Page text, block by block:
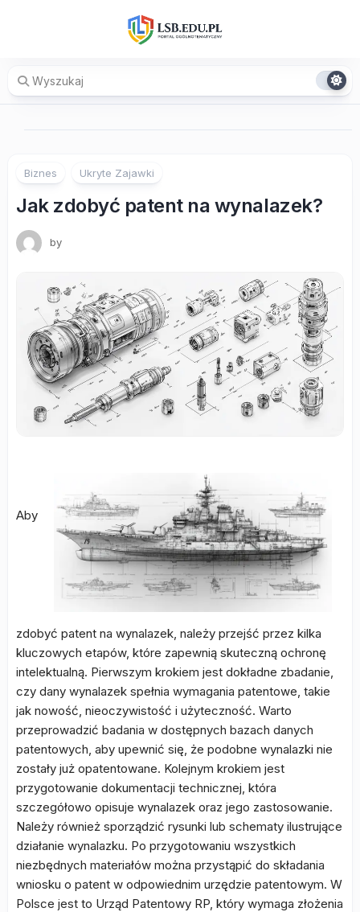
Biznes Ukryte Zajawki
Jak zdobyć patent na wynalazek?
by
Aby
zdobyć patent na wynalazek, należy przejść przez kilka
kluczowych etapów, które zapewnią skuteczną ochronę
intelektualną. Pierwszym krokiem jest dokładne zbadanie,
czy dany wynalazek spełnia wymagania patentowe, takie
jak nowość, nieoczywistość i użyteczność. Warto
przeprowadzić badania w dostępnych bazach danych
patentowych, aby upewnić się, że podobne wynalazki nie
zostały już opatentowane. Kolejnym krokiem jest
przygotowanie dokumentacji technicznej, która
szczegółowo opisuje wynalazek oraz jego zastosowanie.
Należy również sporządzić rysunki lub schematy ilustrujące
działanie wynalazku. Po przygotowaniu wszystkich
niezbędnych materiałów można przystąpić do składania
wniosku o patent w odpowiednim urzędzie patentowym. W
Polsce jest to Urząd Patentowy RP, który wymaga złożenia